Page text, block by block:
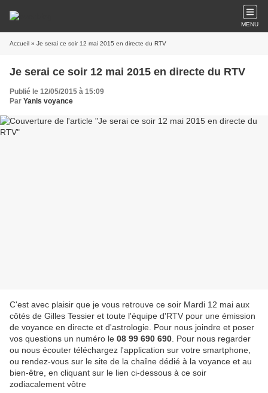
MENU
Accueil » Je serai ce soir 12 mai 2015 en directe du RTV
Je serai ce soir 12 mai 2015 en directe du RTV
Publié le 12/05/2015 à 15:09
Par Yanis voyance
C'est avec plaisir que je vous retrouve ce soir Mardi 12 mai aux
côtés de Gilles Tessier et toute l'équipe d'RTV pour une émission
de voyance en directe et d'astrologie. Pour nous joindre et poser
vos questions un numéro le 08 99 690 690 . Pour nous regarder
ou nous écouter téléchargez l'application sur votre smartphone,
ou rendez-vous sur le site de la chaîne dédié à la voyance et au
bien-être, en cliquant sur le lien ci-dessous à ce soir
zodiacalement vôtre